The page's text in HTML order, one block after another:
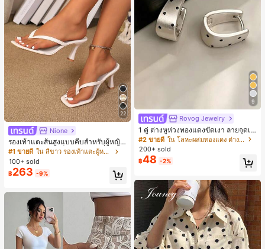
22
Nione
รองเท้าแตะส้นสูงแบบคีบสำหรับผู้หญิง
สไตล์คลาสสิก สีบล็อก สไตล์แฟรี่ฤดูร้อ
น ส้นเข็ม รองเท้าแตะแบบคีบ รองเท้าแ
ตะชายหาดแฟชั่นสายไขว้ รองเท้าผู้ห
ญิง สำหรับออฟฟิศ บ้าน กลางแจ้ง ดีไซ
น์หัวเหลี่ยม ชิคและหรูหรา สำหรับเดทไ
นท์
#1 ขายดี
ใน สีขาว รองเท้าแตะผู้หญิง
100+ sold
฿263 -9%
9
Rovog Jewelry
1 คู่ ต่างหูห่วงทองแดงขัดเงา ลายจุดเร
ขาคณิตสไตล์มินิมอล เหมาะสำหรับสว
มใส่ประจำวันแบบสบายๆ สำหรับผู้หญิง
#2 ขายดี
ใน โลหะผสมทองแดง ต่างหูผู้หญิง
200+ sold
฿48 -2%